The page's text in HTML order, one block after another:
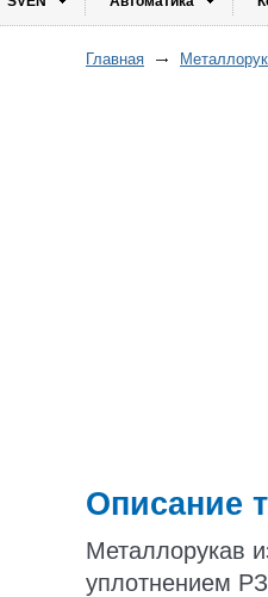
Главная
Описание
Металлорукав
уплотнением